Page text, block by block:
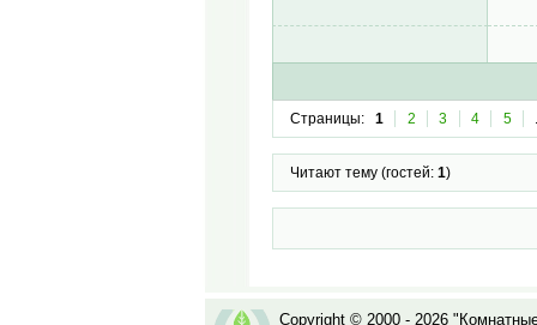
Страницы: 1 2 3 4 5
Читают тему (гостей: 1)
Copyright © 2000 - 2026